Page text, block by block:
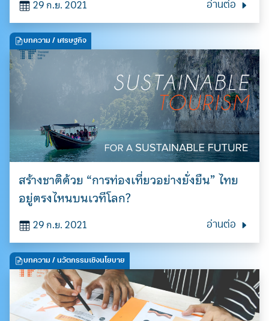
29 ก.ย. 2021 อ่านต่อ
บทความ / เศรษฐกิจ
สร้างชาติด้วย “การท่องเที่ยวอย่างยั่งยืน” ไทย
อยู่ตรงไหนบนเวทีโลก?
29 ก.ย. 2021 อ่านต่อ
บทความ / นวัตกรรมเชิงนโยบาย